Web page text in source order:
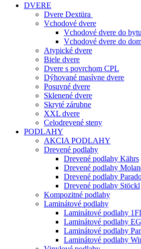
DVERE
Dvere Dextüra
Vchodové dvere
Vchodové dvere do bytu
Vchodové dvere do
Atypické dvere
Biele dvere
Dvere s povrchom CPL
Dýhované masívne dvere
Posuvné dvere
Sklenené dvere
Skryté zárubne
XXL dvere
Celodrevené steny
PODLAHY
AKCIA PODLAHY
Drevené podlahy
Drevené podlahy Kährs
Drevené podlahy
Drevené podlahy
Drevené podlahy Stöckl
Kompozitné podlahy
Laminátové podlahy
Laminátové podlahy
Laminátové podlahy
Laminátové podlahy
Laminátové podlahy